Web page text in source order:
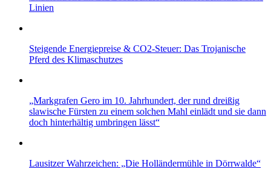
Linien
Steigende Energiepreise & CO2-Steuer: Das Trojanische
Pferd des Klimaschutzes
„Markgrafen Gero im 10. Jahrhundert, der rund dreißig
slawische Fürsten zu einem solchen Mahl einlädt und sie dann
doch hinterhältig umbringen lässt“
Lausitzer Wahrzeichen: „Die Holländermühle in Dörrwalde“